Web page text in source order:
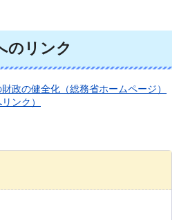
のリンク
政の健全化（総務省ホームページ）
ンク）